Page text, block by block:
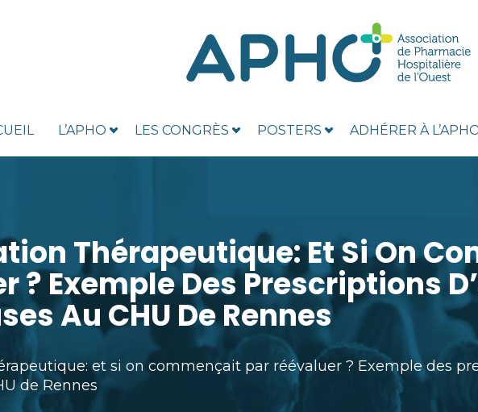
L’APHO LES CONGRÈS POSTERS ADHÉRER À
Thérapeutique: Et Si On
? Exemple Des Prescriptions
Au CHU De Rennes
et si on commençait par réévaluer ? Exemple des
de Rennes